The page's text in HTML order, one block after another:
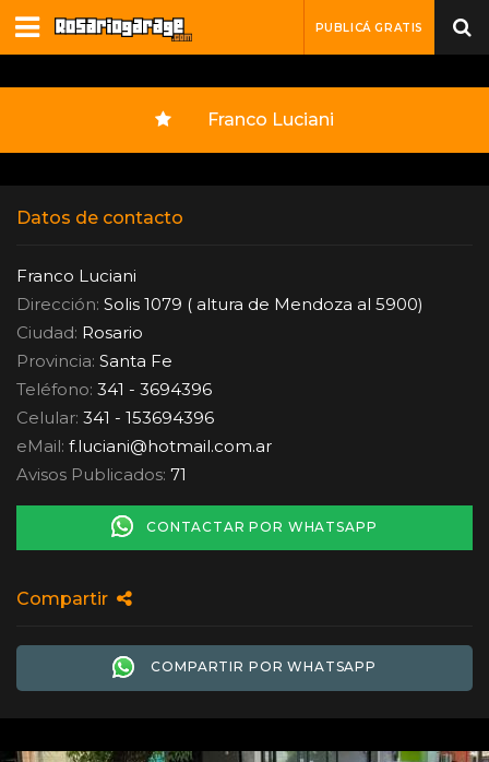
PUBLICÁ GRATIS
Franco Luciani
Datos de contacto
Franco Luciani
Dirección: Solis 1079 ( altura de Mendoza al 5900)
Ciudad: Rosario
Provincia: Santa Fe
Teléfono: 341 - 3694396
Celular: 341 - 153694396
eMail: f.luciani@hotmail.com.ar
Avisos Publicados: 71
CONTACTAR POR WHATSAPP
Compartir
COMPARTIR POR WHATSAPP